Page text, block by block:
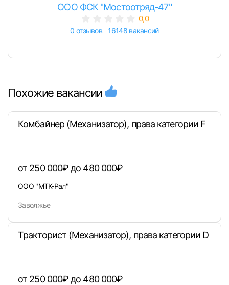
ООО ФСК "Мостоотряд-47"
0,0
0 отзывов 16148 вакансий
Похожие вакансии
Комбайнер (Механизатор), права категории F
от 250 000₽ до 480 000₽
ООО "МТК-Рал"
Заволжье
Тракторист (Механизатор), права категории D
от 250 000₽ до 480 000₽